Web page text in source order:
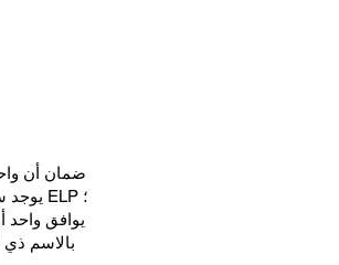
ضمان أن
يوجد سوى شريك عام واحد) هو "شريك عام مؤهل" بموجب قانون ELP ؛
يوافق واحد